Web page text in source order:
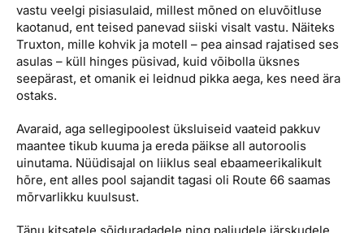
vastu veelgi pisiasulaid, millest mõned on eluvõitluse
kaotanud, ent teised panevad siiski visalt vastu. Näiteks
Truxton, mille kohvik ja motell – pea ainsad rajatised ses
asulas – küll hinges püsivad, kuid võibolla üksnes
seepärast, et omanik ei leidnud pikka aega, kes need ära
ostaks.
Avaraid, aga sellegipoolest üksluiseid vaateid pakkuv
maantee tikub kuuma ja ereda päikse all autoroolis
uinutama. Nüüdisajal on liiklus seal ebaameerikalikult
hõre, ent alles pool sajandit tagasi oli Route 66 saamas
mõrvarlikku kuulsust.
Tänu kitsatele sõiduradadele ning paljudele järskudele